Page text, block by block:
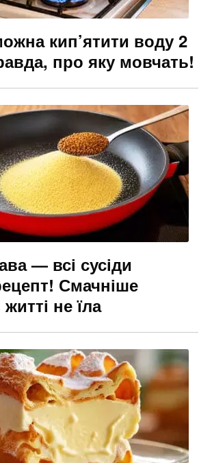
кип’ятити воду 2
про яку мовчать!
— всі сусіди
Смачніше
не їла